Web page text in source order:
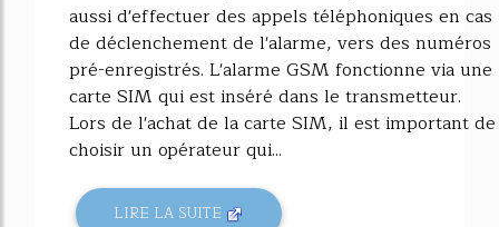
aussi d'effectuer des appels téléphoniques en cas
de déclenchement de l'alarme, vers des numéros
pré-enregistrés. L'alarme GSM fonctionne via une
carte SIM qui est inséré dans le transmetteur.
Lors de l'achat de la carte SIM, il est important de
choisir un opérateur qui...
LIRE LA SUITE